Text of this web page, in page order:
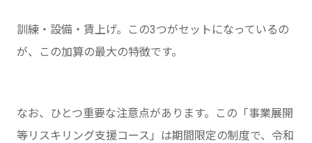
訓練・設備・賃上げ。この3つがセットになっているの
が、この加算の最大の特徴です。
なお、ひとつ重要な注意点があります。この「事業展開
等リスキリング支援コース」は期間限定の制度で、令和